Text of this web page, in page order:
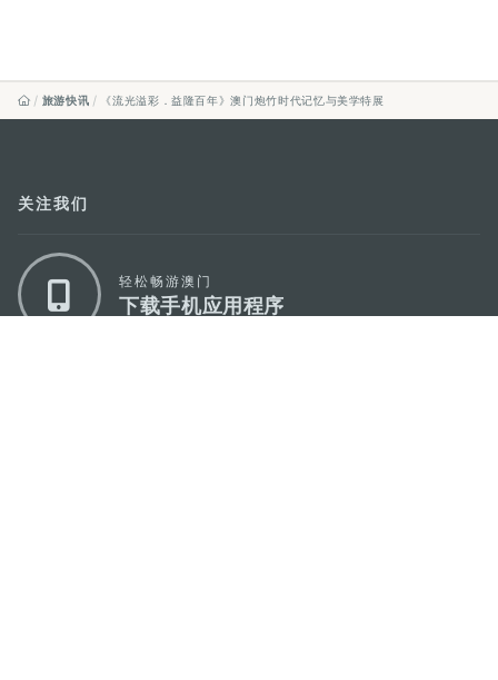
旅游快讯 《流光溢彩．益隆百年》澳门炮竹时代记忆与美学特展
关注我们
轻松畅游澳门
下载手机应用程序